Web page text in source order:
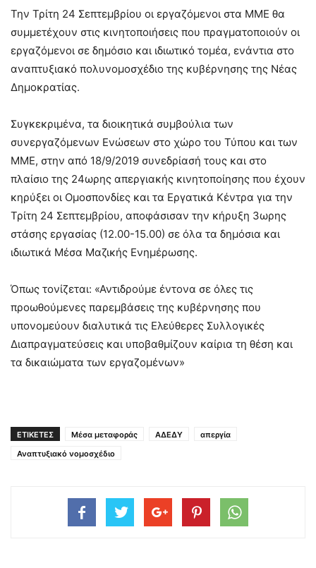
Την Τρίτη 24 Σεπτεμβρίου οι εργαζόμενοι στα ΜΜΕ θα
συμμετέχουν στις κινητοποιήσεις που πραγματοποιούν οι
εργαζόμενοι σε δημόσιο και ιδιωτικό τομέα, ενάντια στο
αναπτυξιακό πολυνομοσχέδιο της κυβέρνησης της Νέας
Δημοκρατίας.
Συγκεκριμένα, τα διοικητικά συμβούλια των
συνεργαζόμενων Ενώσεων στο χώρο του Τύπου και των
ΜΜΕ, στην από 18/9/2019 συνεδρίασή τους και στο
πλαίσιο της 24ωρης απεργιακής κινητοποίησης που έχουν
κηρύξει οι Ομοσπονδίες και τα Εργατικά Κέντρα για την
Τρίτη 24 Σεπτεμβρίου, αποφάσισαν την κήρυξη 3ωρης
στάσης εργασίας (12.00-15.00) σε όλα τα δημόσια και
ιδιωτικά Μέσα Μαζικής Ενημέρωσης.
Όπως τονίζεται: «Αντιδρούμε έντονα σε όλες τις
προωθούμενες παρεμβάσεις της κυβέρνησης που
υπονομεύουν διαλυτικά τις Ελεύθερες Συλλογικές
Διαπραγματεύσεις και υποβαθμίζουν καίρια τη θέση και
τα δικαιώματα των εργαζομένων»
ΕΤΙΚΕΤΕΣ Μέσα μεταφοράς ΑΔΕΔΥ
απεργία
Αναπτυξιακό νομοσχέδιο